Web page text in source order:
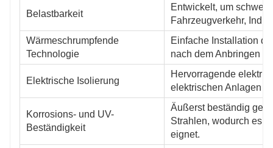
Belastbarkeit
Entwickelt, um
Fahrzeugverkehr,
Wärmeschrumpfende
Technologie
Einfache Installation
nach dem Anbringen
Elektrische Isolierung
Hervorragende
elektrischen Anlagen
Korrosions- und UV-
Beständigkeit
Äußerst beständig
Strahlen, wodurch es
eignet.